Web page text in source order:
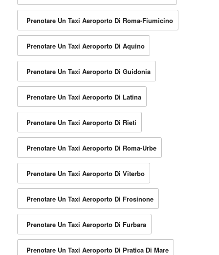
Prenotare Un Taxi Aeroporto Di Roma-Fiumicino
Prenotare Un Taxi Aeroporto Di Aquino
Prenotare Un Taxi Aeroporto Di Guidonia
Prenotare Un Taxi Aeroporto Di Latina
Prenotare Un Taxi Aeroporto Di Rieti
Prenotare Un Taxi Aeroporto Di Roma-Urbe
Prenotare Un Taxi Aeroporto Di Viterbo
Prenotare Un Taxi Aeroporto Di Frosinone
Prenotare Un Taxi Aeroporto Di Furbara
Prenotare Un Taxi Aeroporto Di Pratica Di Mare